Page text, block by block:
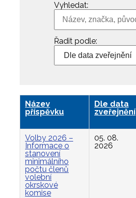
Vyhledat:
Řadit podle:
Název
příspěvku
Dle data
zveřejnění
Volby 2026 –
Informace o
stanovení
minimálního
počtu členů
volební
okrskové
komise
05. 08.
2026